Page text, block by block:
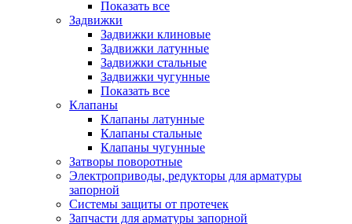
Показать все
Задвижки
Задвижки клиновые
Задвижки латунные
Задвижки стальные
Задвижки чугунные
Показать все
Клапаны
Клапаны латунные
Клапаны стальные
Клапаны чугунные
Затворы поворотные
Электроприводы, редукторы для арматуры
запорной
Системы защиты от протечек
Запчасти для арматуры запорной